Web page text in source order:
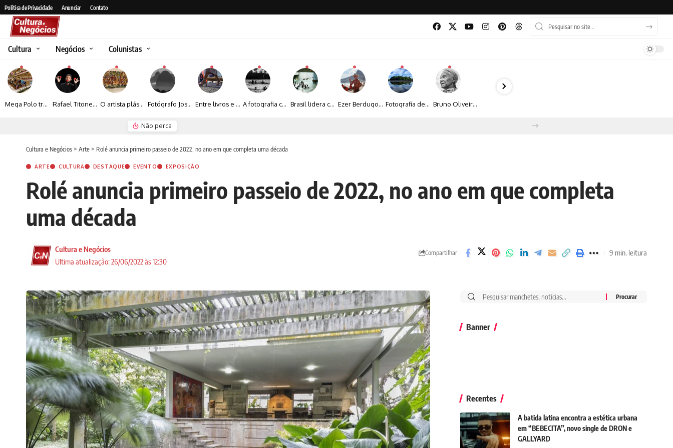
Política de Privacidade Anunciar Contato
Cultura Negócios Colunistas
Mega Polo transforma lançamento de coleção em plataforma nacional de negócios e projeta crescimento de mais de 15% Rafael Titonelly leva magia e acolhimento a crianças em tratamento oncológico em Juiz de Fora O artista plástico Jorge Luiz transforma sustentabilidade e criatividade em arte contemporânea Fotógrafo José Roberto apresenta um olhar sensível sobre arquitetura, formas e luz na fotografia Entre livros e fotografia autoral, Sebastião Reis consolida uma trajetória marcada pelo olhar artístico A fotografia contemporânea de Cynthia Feyh Jappur entre luz, movimento e arte Brasil lidera crescimento entre os 15 maiores mercados globais de viagens corporativas Ezer Berdugo transforma experiências multiculturais e memórias em narrativas visuais por meio da fotografia Fotografia de Fátima Carlini transforma paisagens naturais em experiências de contemplação Bruno Oliveira retrata o cotidiano urbano por meio da fotografia em preto e branco
Não perca
Cultura e Negócios > Arte > Rolé anuncia primeiro passeio de 2022, no ano em que completa uma década
ARTE CULTURA DESTAQUE EVENTO EXPOSIÇÃO
Rolé anuncia primeiro passeio de 2022, no ano em que completa
uma década
Ultima atualização: 26/06/2022 às 12:30
Cultura e Negócios Compartilhar 9 min. leitura
Banner
Recentes
A batida latina encontra a estética urbana
em “BEBECITA”, novo single de DRON e
GALLYARD